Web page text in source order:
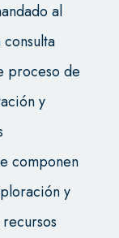
al
proceso de
y
componen
y